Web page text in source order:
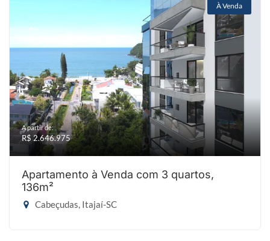
À Venda
A partir de:
R$ 2.646.975
Apartamento à Venda com 3 quartos,
136m²
Cabeçudas, Itajaí-SC